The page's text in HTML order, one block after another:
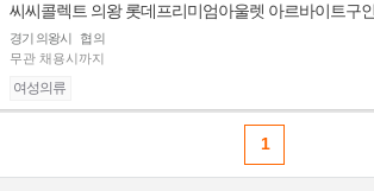
씨씨콜렉트 의왕 롯데프리미엄아울렛 아르바이트구
경기 의왕시
협의
무관 채용시까지
여성의류
1